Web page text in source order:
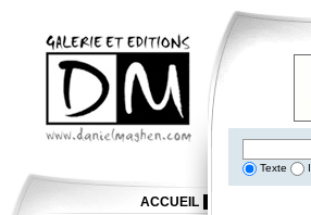
Texte
ACCUEIL